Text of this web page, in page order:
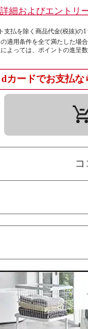
細およびエントリ
払を除く商品代金(税抜)の1
適用条件を全て満たした場合
よっては、ポイントの進呈
dカードでお支払な